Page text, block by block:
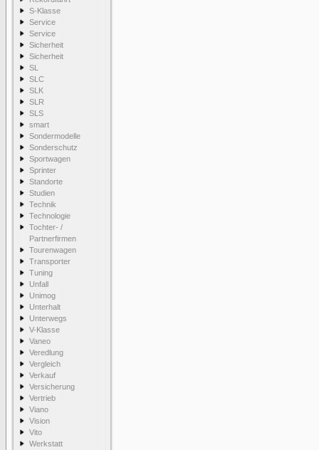
S-Klasse
Service
Service
Sicherheit
Sicherheit
SL
SLC
SLK
SLR
SLS
smart
Sondermodelle
Sonderschutz
Sportwagen
Sprinter
Standorte
Studien
Technik
Technologie
Tochter- /
Partnerfirmen
Tourenwagen
Transporter
Tuning
Unfall
Unimog
Unterhalt
Unterwegs
V-Klasse
Vaneo
Veredlung
Vergleich
Verkauf
Versicherung
Vertrieb
Viano
Vision
Vito
Werkstatt